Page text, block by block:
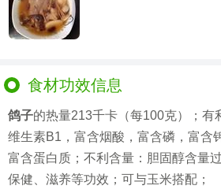
食材功效信息
鸽子的热量213千卡（每100克）；有
维生素B1，富含烟酸，富含磷，富含
富含蛋白质；不利含量：胆固醇含量
保健、滋养等功效；可与玉米搭配；